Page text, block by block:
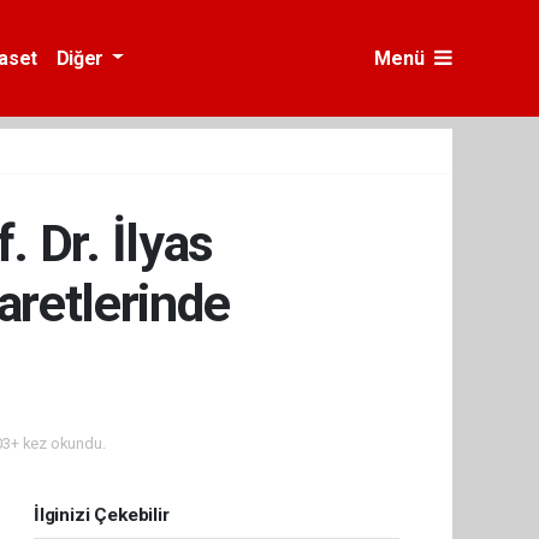
Diğer Menü
Dr. İlyas
kez okundu.
İlginizi Çekebilir